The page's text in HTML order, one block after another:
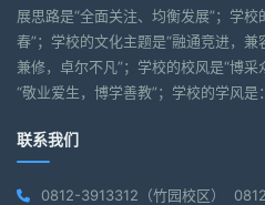
展思路是“全面关注、均衡发展”；学
春”；学校的文化主题是“融通竞进，
兼修，卓尔不凡”；学校的校风是“博
“敬业爱生，博学善教”；学校的学风是
联系我们
0812-3913312（竹园校区）